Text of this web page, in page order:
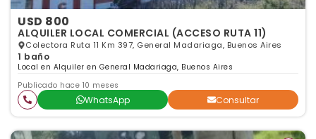
USD 800
ALQUILER LOCAL COMERCIAL (ACCESO RUTA 11)
Colectora Ruta 11 Km 397, General Madariaga, Buenos Aires
1 baño
Local en Alquiler en General Madariaga, Buenos Aires
Publicado hace 10 meses
WhatsApp Consultar